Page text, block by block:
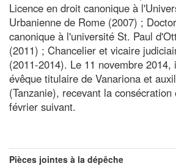
Licence en droit canonique à
Urbanienne de Rome (2007) ;
canonique à l'université St. Paul
(2011) ; Chancelier et vicaire
(2011-2014). Le 11 novembre
évêque titulaire de Vanariona et
(Tanzanie), recevant la
février suivant.
Pièces jointes à la dépêche